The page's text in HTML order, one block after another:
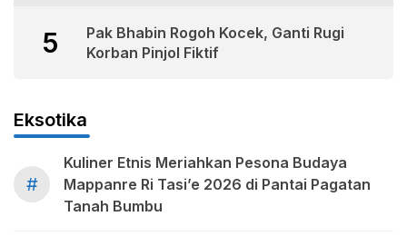
5
Pak Bhabin Rogoh Kocek, Ganti Rugi
Korban Pinjol Fiktif
Eksotika
#
Kuliner Etnis Meriahkan Pesona Budaya
Mappanre Ri Tasi’e 2026 di Pantai Pagatan
Tanah Bumbu